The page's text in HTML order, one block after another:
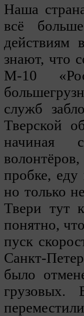
Наша
всё
действиям
знают, что
М-10
служб
Тверской
начиная
пробке,
но только
Твери тут
понятно,
пуск
Санкт-
было
грузовых.